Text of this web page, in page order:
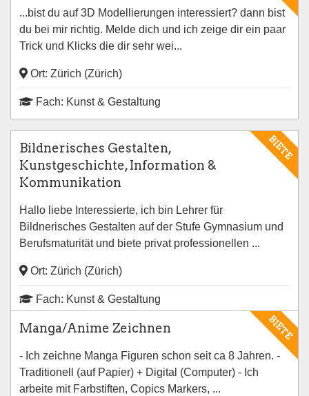
...bist du auf 3D Modellierungen interessiert? dann bist
du bei mir richtig. Melde dich und ich zeige dir ein paar
Trick und Klicks die dir sehr wei...
Ort: Zürich (Zürich)
Fach: Kunst & Gestaltung
BIETE
Bildnerisches Gestalten,
Kunstgeschichte, Information &
Kommunikation
Hallo liebe Interessierte, ich bin Lehrer für
Bildnerisches Gestalten auf der Stufe Gymnasium und
Berufsmaturität und biete privat professionellen ...
Ort: Zürich (Zürich)
Fach: Kunst & Gestaltung
BIETE
Manga/Anime Zeichnen
- Ich zeichne Manga Figuren schon seit ca 8 Jahren. -
Traditionell (auf Papier) + Digital (Computer) - Ich
arbeite mit Farbstiften, Copics Markers, ...